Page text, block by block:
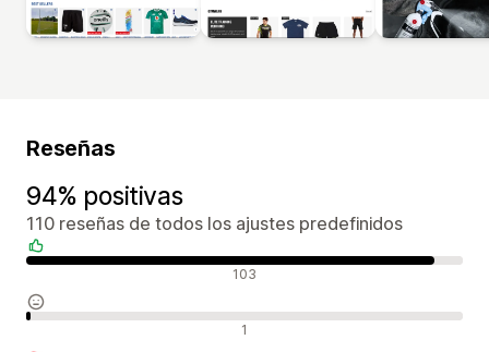
Reseñas
94% positivas
110 reseñas de todos los ajustes predefinidos
Reseñas positivas 103
Reseñas neutras 1